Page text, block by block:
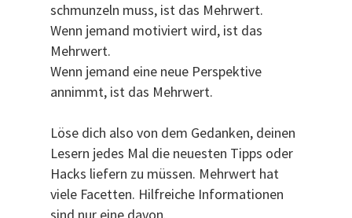
schmunzeln muss, ist das Mehrwert.
Wenn jemand motiviert wird, ist das
Mehrwert.
Wenn jemand eine neue Perspektive
annimmt, ist das Mehrwert.
Löse dich also von dem Gedanken, deinen
Lesern jedes Mal die neuesten Tipps oder
Hacks liefern zu müssen. Mehrwert hat
viele Facetten. Hilfreiche Informationen